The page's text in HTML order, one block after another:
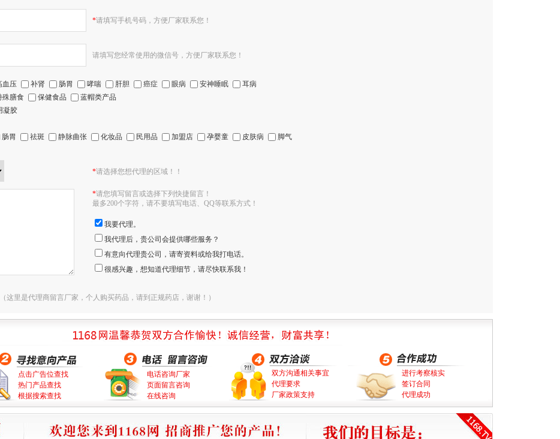
*请填写手机号码，方便厂家联系您！
请填写您经常使用的微信号，方便厂家联系您！
血压 补肾 肠胃 哮喘 肝胆 癌症 眼病 安神睡眠
耳病
殊膳食 保健食品
蓝帽类产品
凝胶
肠胃 祛斑 静脉曲张 化妆品 民用品 加盟店 孕婴童 皮肤病
脚气
*请选择您想代理的区域！！
*请您填写留言或选择下列快捷留言！
最多200个字符，请不要填写电话、QQ等联系方式！
我要代理。
我代理后，贵公司会提供哪些服务？
有意向代理贵公司，请寄资料或给我打电话。
很感兴趣，想知道代理细节，请尽快联系我！
（这里是代理商留言厂家，个人购买药品，请到正规药店，谢谢！）
点击广告位查找
热门产品查找
根据搜索查找
电话咨询厂家
页面留言咨询
在线咨询
双方沟通相关事宜
代理要求
厂家政策支持
进行考察核实
签订合同
代理成功